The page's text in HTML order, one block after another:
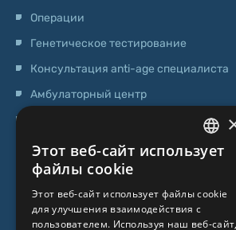
Операции
Генетическое тестирование
Консультация anti-age специалиста
Амбулаторный центр
О НАС
О клинике
LATVIAN
RUSSIAN
Этот веб-сайт использует
файлы cookie
Этот веб-сайт использует файлы cookie
для улучшения взаимодействия с
пользователем. Используя наш веб-сайт,